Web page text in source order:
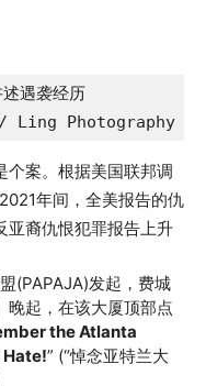
遇袭经历
Ling Photography
个案。根据美国联邦调
年间，全美报告的仇
亚裔仇恨犯罪报告上升
(PAPAJA)发起，费城
晚起，在该大厦顶部点
the Atlanta
” (“悼念亚特兰大